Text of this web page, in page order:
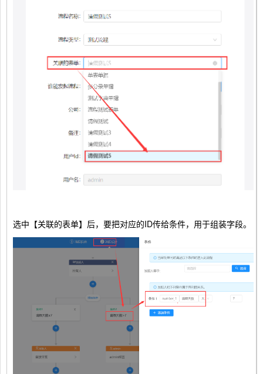
选中【关联的表单】后，要把对应的ID传给条件，用于组装字段。